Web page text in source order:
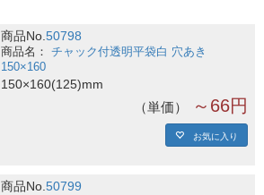
商品No.50798
チャック付透明平袋白 穴あき
150×160
150×160(125)mm
単価 ～66円
お気に入り
商品No.50799